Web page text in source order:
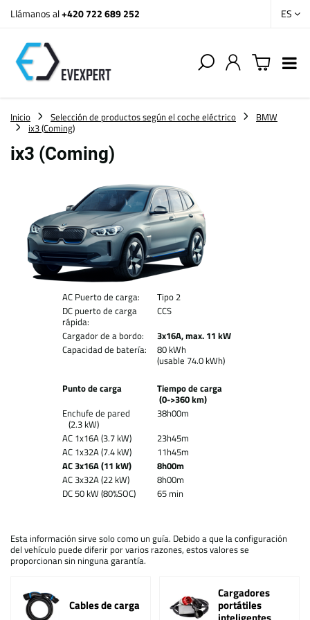
Llámanos al+420 722 689 252 ES
Inicio Selección de productos según el coche eléctrico
BMW
ix3 (Coming)
ix3 (Coming)
AC Puerto de carga:
Tipo 2
DC puerto de carga
rápida:
CCS
Cargador de a bordo:
3x16A, max. 11 kW
Capacidad de batería:
80 kWh
(usable 74.0 kWh)
Punto de carga
Tiempo de carga
(0->360 km)
Enchufe de pared
(2.3 kW)
38h00m
AC 1x16A (3.7 kW)
23h45m
AC 1x32A (7.4 kW)
11h45m
AC 3x16A (11 kW)
8h00m
AC 3x32A (22 kW)
8h00m
DC 50 kW (80%SOC)
65 min
Esta información sirve solo como un guía. Debido a que la configuración
del vehículo puede diferir por varios razones, estos valores se
proporcionan sin ninguna garantía.
Cables de carga
Cargadores
portátiles